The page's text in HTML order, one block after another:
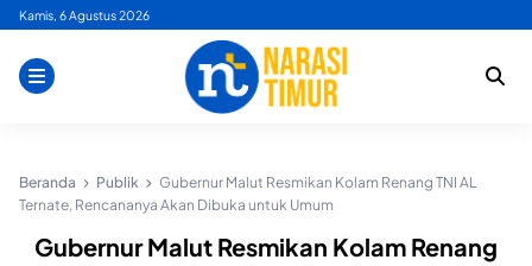
Skip
content
Kamis, 6 Agustus 2026
Beranda Publik
Gubernur Malut Resmikan Kolam Renang TNI AL
Ternate, Rencananya Akan Dibuka untuk Umum
Gubernur Malut Resmikan Kolam Renang